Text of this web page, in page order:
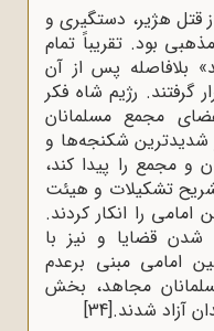
قتل هژیر، دستگیری و
بود. تقریباً تمام
بلافاصله پس از آن
گرفتند. رژیم شاه فکر
مجمع مسلمانان
شدید‌ترین شکنجه‌ها و
و مجمع را پیدا کند،
تشکیلات و هیئت
امامی را انکار کردند.
قضایا و نیز با
امامی مبنی برعدم
مجاهد، بخش
آزاد شدند.[34]